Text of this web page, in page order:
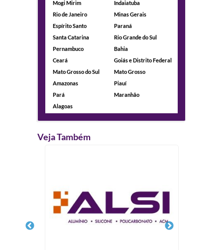
Mogi Mirim
Indaiatuba
Rio de Janeiro
Minas Gerais
Espírito Santo
Paraná
Santa Catarina
Rio Grande do Sul
Pernambuco
Bahia
Ceará
Goiás e Distrito Federal
Mato Grosso do Sul
Mato Grosso
Amazonas
Piauí
Pará
Maranhão
Alagoas
Veja Também